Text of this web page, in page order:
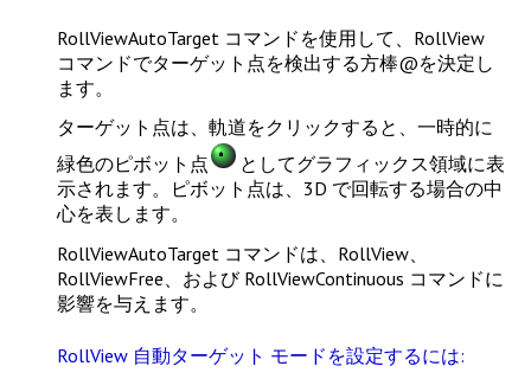
RollViewAutoTarget コマンドを使用して、RollView
コマンドでターゲット点を検出する方棒@を決定し
ます。
ターゲット点は、軌道をクリックすると、一時的に
緑色のピボット点
としてグラフィックス領域に表
示されます。ピボット点は、3D で回転する場合の中
心を表します。
RollViewAutoTarget コマンドは、 RollView、
RollViewFree、および RollViewContinuous コマンドに
影響を与えます。
RollView 自動ターゲット モードを設定するには: